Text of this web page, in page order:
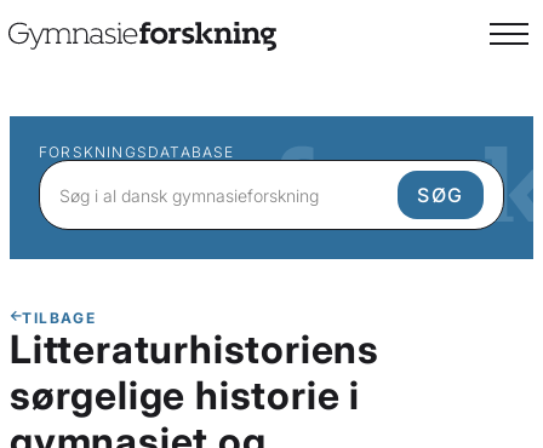
FORSKNINGSDATABASE
TILBAGE
Litteraturhistoriens
sørgelige historie i